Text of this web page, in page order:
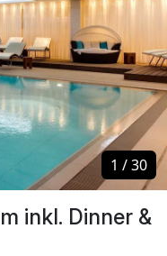
inkl. Dinner &
1 /30
1 /30